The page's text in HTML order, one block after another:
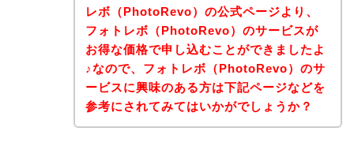
レボ（PhotoRevo）の公式ページより、
フォトレボ（PhotoRevo）のサービスが
お得な価格で申し込むことができましたよ
♪なので、フォトレボ（PhotoRevo）のサ
ービスに興味のある方は下記ページなどを
参考にされてみてはいかがでしょうか？